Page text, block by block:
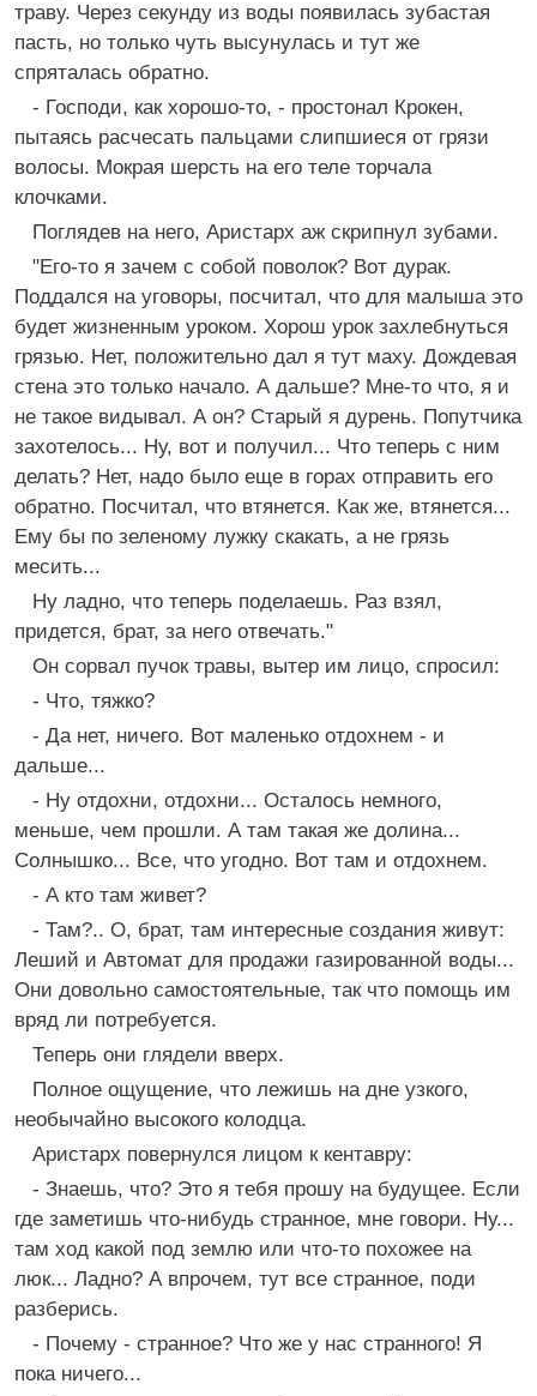
траву. Через секунду из воды появилась зубастая
пасть, но только чуть высунулась и тут же
спряталась обратно.
- Господи, как хорошо-то, - простонал Крокен,
пытаясь расчесать пальцами слипшиеся от грязи
волосы. Мокрая шерсть на его теле торчала
клочками.
Поглядев на него, Аристарх аж скрипнул зубами.
"Его-то я зачем с собой поволок? Вот дурак.
Поддался на уговоры, посчитал, что для малыша это
будет жизненным уроком. Хорош урок захлебнуться
грязью. Нет, положительно дал я тут маху. Дождевая
стена это только начало. А дальше? Мне-то что, я и
не такое видывал. А он? Старый я дурень. Попутчика
захотелось... Ну, вот и получил... Что теперь с ним
делать? Нет, надо было еще в горах отправить его
обратно. Посчитал, что втянется. Как же, втянется...
Ему бы по зеленому лужку скакать, а не грязь
месить...
Ну ладно, что теперь поделаешь. Раз взял,
придется, брат, за него отвечать."
Он сорвал пучок травы, вытер им лицо, спросил:
- Что, тяжко?
- Да нет, ничего. Вот маленько отдохнем - и
дальше...
- Ну отдохни, отдохни... Осталось немного,
меньше, чем прошли. А там такая же долина...
Солнышко... Все, что угодно. Вот там и отдохнем.
- А кто там живет?
- Там?.. О, брат, там интересные создания живут:
Леший и Автомат для продажи газированной воды...
Они довольно самостоятельные, так что помощь им
вряд ли потребуется.
Теперь они глядели вверх.
Полное ощущение, что лежишь на дне узкого,
необычайно высокого колодца.
Аристарх повернулся лицом к кентавру:
- Знаешь, что? Это я тебя прошу на будущее. Если
где заметишь что-нибудь странное, мне говори. Ну...
там ход какой под землю или что-то похожее на
люк... Ладно? А впрочем, тут все странное, поди
разберись.
- Почему - странное? Что же у нас странного! Я
пока ничего...